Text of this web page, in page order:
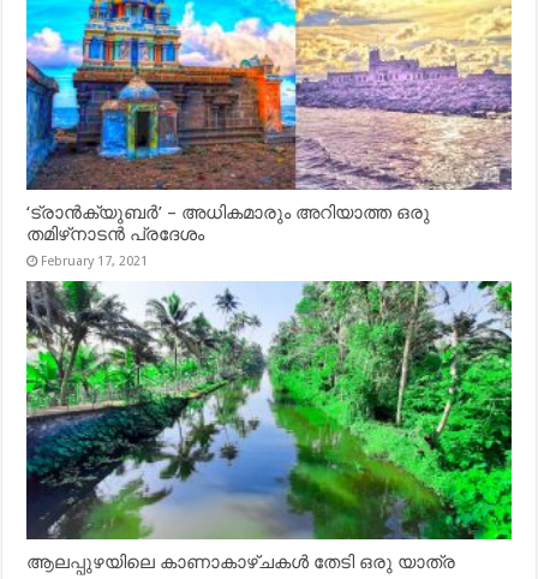
‘ട്രാൻക്യുബർ’ – അധികമാരും അറിയാത്ത ഒരു
തമിഴ്‌നാടൻ പ്രദേശം
February 17, 2021
ആലപ്പുഴയിലെ കാണാകാഴ്ചകൾ തേടി ഒരു യാത്ര